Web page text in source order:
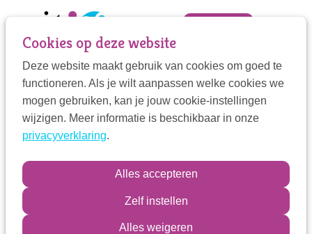
Cookies op deze website
Deze website maakt gebruik van cookies om goed te
functioneren. Als je wilt aanpassen welke cookies we
mogen gebruiken, kan je jouw cookie-instellingen
wijzigen. Meer informatie is beschikbaar in onze
privacyverklaring.
Alles accepteren
Zelf instellen
Alles weigeren
Jump
to
navigation
Jump
to
main
Wat biedt de VIT
Wat verwacht de VIT
Lidmaatschapsvormen
Kwaliteitsbewaking
Mijn VIT
Contactpersoon
Zoek
Inloggen